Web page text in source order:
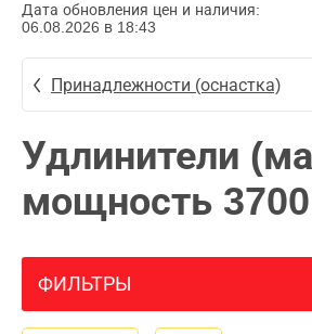
Дата обновления цен и наличия:
06.08.2026 в 18:43
Принадлежности (оснастка)
Удлинители
мощность
ФИЛЬТРЫ